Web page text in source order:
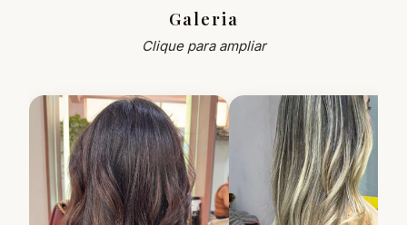
Galeria
Clique para ampliar